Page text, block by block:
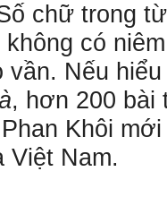
chữ trong
có
vần. Nếu
, hơn 200 bài
Khôi
Việt Nam.